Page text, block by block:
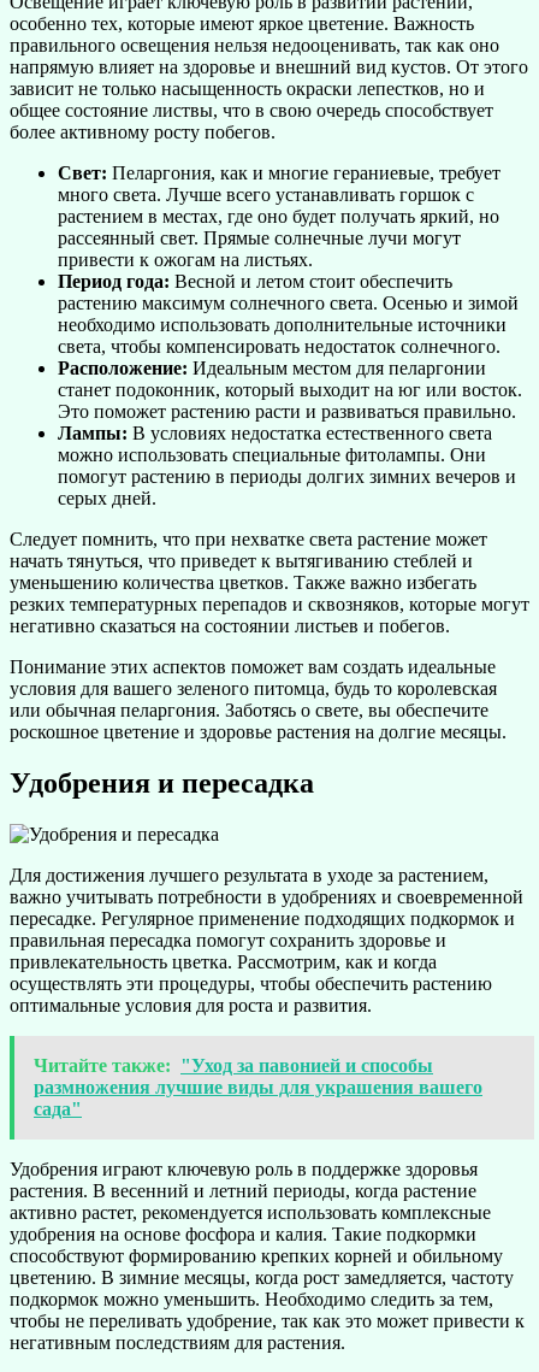
особенно тех, которые имеют яркое цветение. Важность
правильного освещения нельзя недооценивать, так как оно
напрямую влияет на здоровье и внешний вид кустов. От этого
зависит не только насыщенность окраски лепестков, но и
общее состояние листвы, что в свою очередь способствует
более активному росту побегов.
Свет: Пеларгония, как и многие гераниевые, требует
много света. Лучше всего устанавливать горшок с
растением в местах, где оно будет получать яркий, но
рассеянный свет. Прямые солнечные лучи могут
привести к ожогам на листьях.
Период года: Весной и летом стоит обеспечить
растению максимум солнечного света. Осенью и зимой
необходимо использовать дополнительные источники
света, чтобы компенсировать недостаток солнечного.
Расположение: Идеальным местом для пеларгонии
станет подоконник, который выходит на юг или восток.
Это поможет растению расти и развиваться правильно.
Лампы: В условиях недостатка естественного света
можно использовать специальные фитолампы. Они
помогут растению в периоды долгих зимних вечеров и
серых дней.
Следует помнить, что при нехватке света растение может
начать тянуться, что приведет к вытягиванию стеблей и
уменьшению количества цветков. Также важно избегать
резких температурных перепадов и сквозняков, которые могут
негативно сказаться на состоянии листьев и побегов.
Понимание этих аспектов поможет вам создать идеальные
условия для вашего зеленого питомца, будь то королевская
или обычная пеларгония. Заботясь о свете, вы обеспечите
роскошное цветение и здоровье растения на долгие месяцы.
Удобрения и пересадка
Для достижения лучшего результата в уходе за растением,
важно учитывать потребности в удобрениях и своевременной
пересадке. Регулярное применение подходящих подкормок и
правильная пересадка помогут сохранить здоровье и
привлекательность цветка. Рассмотрим, как и когда
осуществлять эти процедуры, чтобы обеспечить растению
оптимальные условия для роста и развития.
Читайте также: "Уход за павонией и способы
размножения лучшие виды для украшения вашего
сада"
Удобрения играют ключевую роль в поддержке здоровья
растения. В весенний и летний периоды, когда растение
активно растет, рекомендуется использовать комплексные
удобрения на основе фосфора и калия. Такие подкормки
способствуют формированию крепких корней и обильному
цветению. В зимние месяцы, когда рост замедляется, частоту
подкормок можно уменьшить. Необходимо следить за тем,
чтобы не переливать удобрение, так как это может привести к
негативным последствиям для растения.